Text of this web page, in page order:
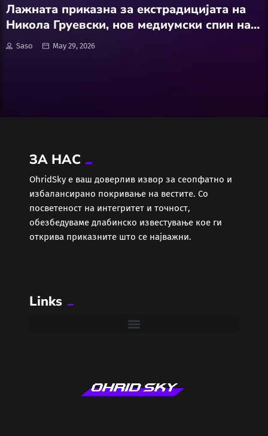
Еротика
Забава
Здравје
Колумни
Лажната приказна за екстрадицијата на
Никола Груевски, нов медиумски спин на
власта: Унгарија може, Македонија не сака
Saso May 29, 2026
ЗА НАС
ОhridSky е ваш доверлив извор за сеопфатно и
избалансирано покривање на вестите. Со
посветеност на интегритет и точност,
обезбедуваме длабинско известување кое ги
открива приказните што се најважни.
Links